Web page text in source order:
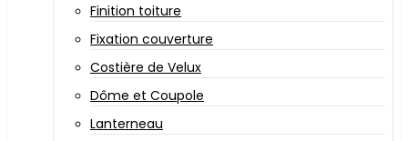
Finition toiture
Fixation couverture
Costière de Velux
Dôme et Coupole
Lanterneau